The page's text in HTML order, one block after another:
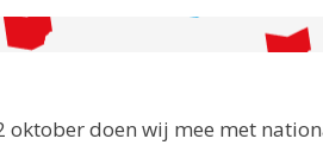
oktober doen wij mee met